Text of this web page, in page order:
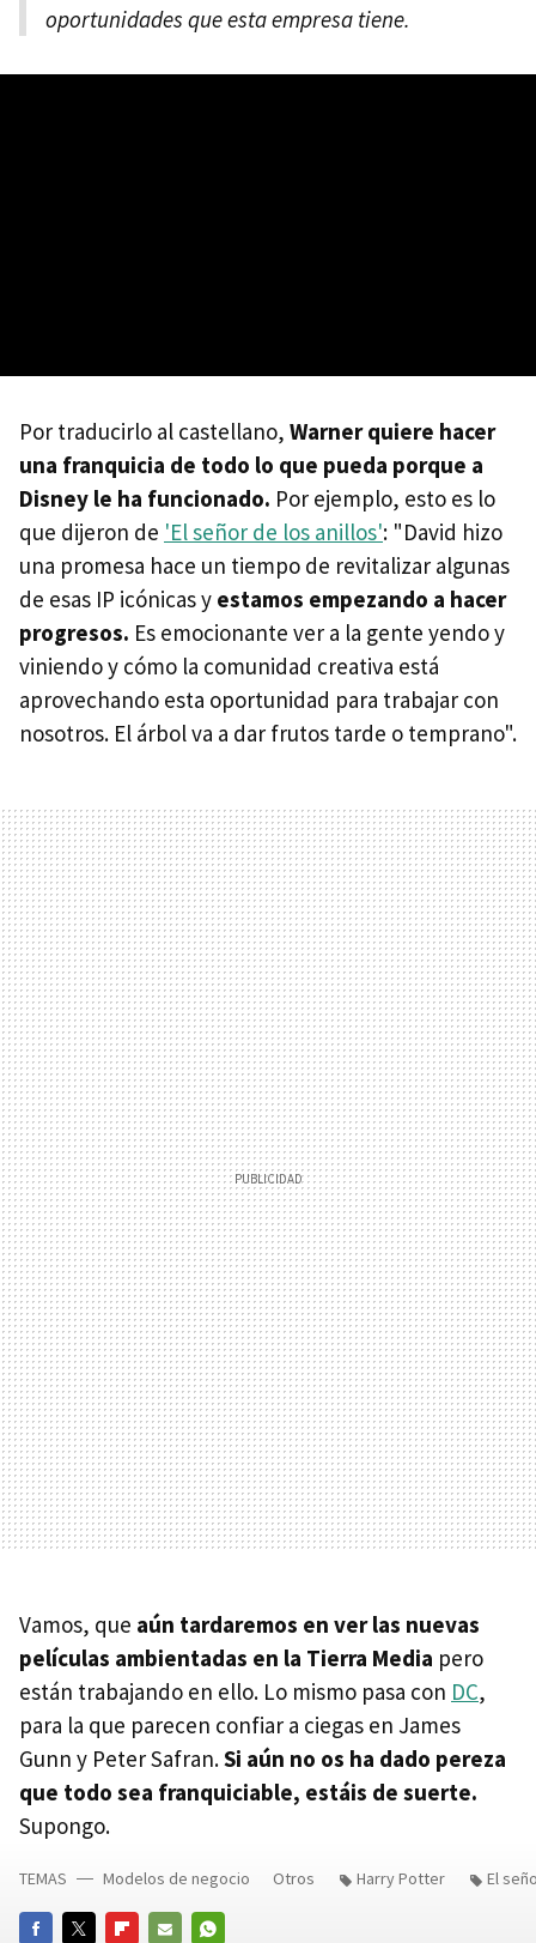
oportunidades que esta empresa tiene.
Por traducirlo al castellano, Warner quiere hacer
una franquicia de todo lo que pueda porque a
Disney le ha funcionado. Por ejemplo, esto es lo
que dijeron de 'El señor de los anillos': "David hizo
una promesa hace un tiempo de revitalizar algunas
de esas IP icónicas y estamos empezando a hacer
progresos. Es emocionante ver a la gente yendo y
viniendo y cómo la comunidad creativa está
aprovechando esta oportunidad para trabajar con
nosotros. El árbol va a dar frutos tarde o temprano".
Vamos, que aún tardaremos en ver las nuevas
películas ambientadas en la Tierra Media pero
están trabajando en ello. Lo mismo pasa con DC,
para la que parecen confiar a ciegas en James
Gunn y Peter Safran.Si aún no os ha dado pereza
que todo sea franquiciable, estáis de suerte.
Supongo.
TEMAS Modelos de negocio Otros Harry Potter El